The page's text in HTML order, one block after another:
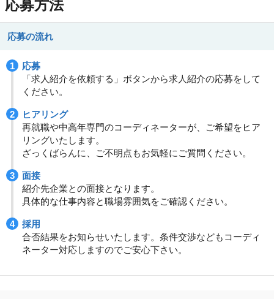
応募方法
応募の流れ
応募
「求人紹介を依頼する」ボタンから求人紹介の応募をして
ください。
ヒアリング
再就職や中高年専門のコーディネーターが、ご希望をヒア
リングいたします。
ざっくばらんに、ご不明点もお気軽にご質問ください。
面接
紹介先企業との面接となります。
具体的な仕事内容と職場雰囲気をご確認ください。
採用
合否結果をお知らせいたします。条件交渉などもコーディ
ネーター対応しますのでご安心下さい。